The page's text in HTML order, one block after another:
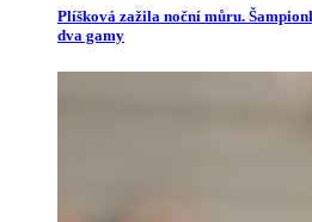
Plíšková zažila noční můru.
dva gamy